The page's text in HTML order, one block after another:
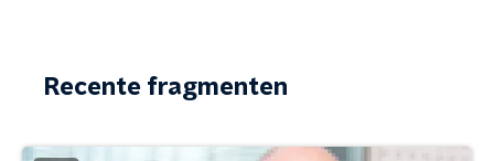
Recente fragmenten